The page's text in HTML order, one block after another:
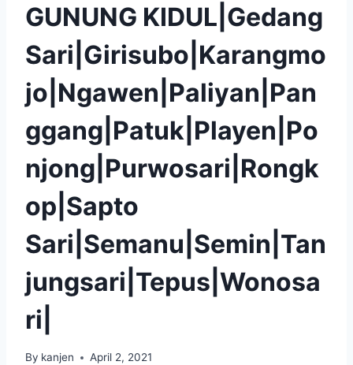
GUNUNG KIDUL|Gedang
Sari|Girisubo|Karangmo
jo|Ngawen|Paliyan|Pan
ggang|Patuk|Playen|Po
njong|Purwosari|Rongk
op|Sapto
Sari|Semanu|Semin|Tan
jungsari|Tepus|Wonosa
ri|
By kanjen April 2, 2021